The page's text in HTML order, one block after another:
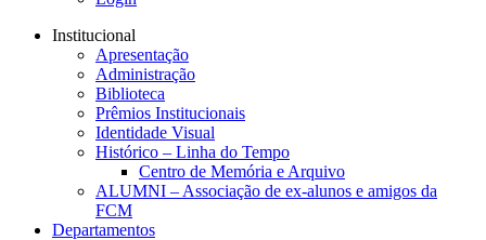
Institucional
Apresentação
Administração
Biblioteca
Prêmios Institucionais
Identidade Visual
Histórico – Linha do Tempo
Centro de Memória e Arquivo
ALUMNI – Associação de ex-alunos e amigos da
FCM
Departamentos